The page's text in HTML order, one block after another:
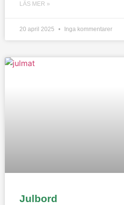
LÄS MER »
20 april 2025 Inga kommentarer
Julbord